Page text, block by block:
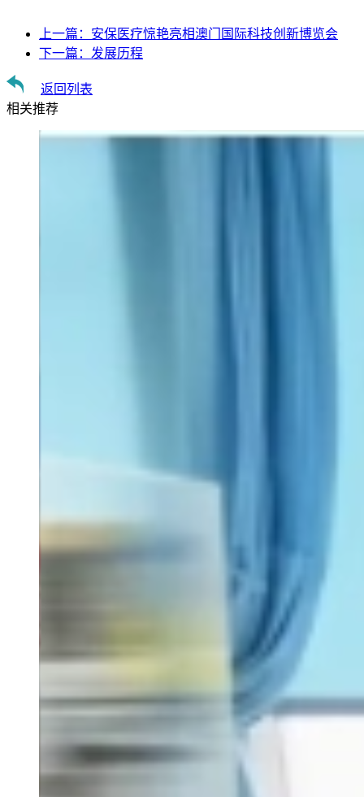
上一篇： 安保医疗惊艳亮相澳门国际科技创新博览会
下一篇： 发展历程
返回列表
相关推荐